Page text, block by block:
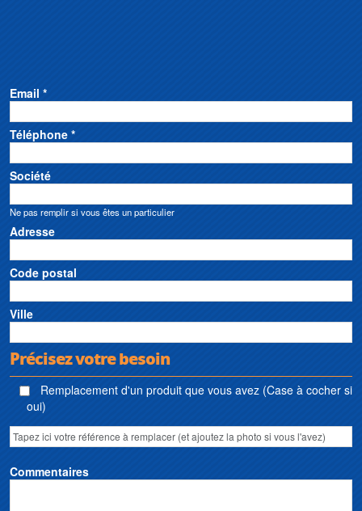
Email *
Téléphone *
Société
Ne pas remplir si vous êtes un particulier
Adresse
Code postal
Ville
Précisez votre besoin
Remplacement d'un produit que vous avez (Case à cocher si
oui)
Commentaires